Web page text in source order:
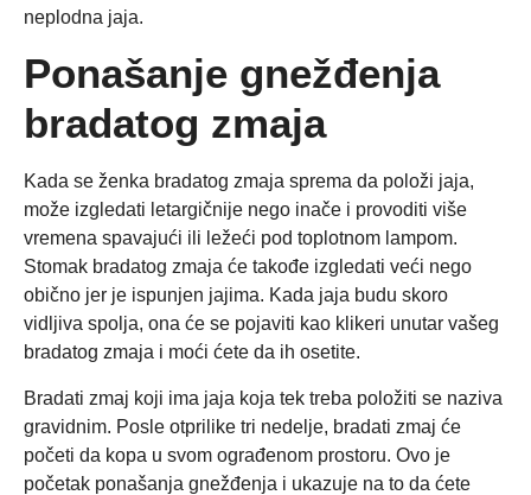
neplodna jaja.
Ponašanje gnežđenja
bradatog zmaja
Kada se ženka bradatog zmaja sprema da položi jaja,
može izgledati letargičnije nego inače i provoditi više
vremena spavajući ili ležeći pod toplotnom lampom.
Stomak bradatog zmaja će takođe izgledati veći nego
obično jer je ispunjen jajima. Kada jaja budu skoro
vidljiva spolja, ona će se pojaviti kao klikeri unutar vašeg
bradatog zmaja i moći ćete da ih osetite.
Bradati zmaj koji ima jaja koja tek treba položiti se naziva
gravidnim. Posle otprilike tri nedelje, bradati zmaj će
početi da kopa u svom ograđenom prostoru. Ovo je
početak ponašanja gnežđenja i ukazuje na to da ćete